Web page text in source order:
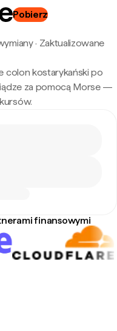
Pobierz
· Zaktualizowane
colon kostarykański po
za pomocą Morse —
finansowymi